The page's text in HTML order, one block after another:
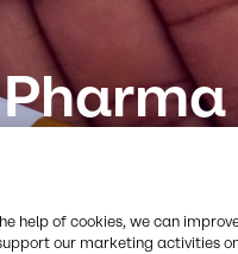
Pharma
industria
help of cookies, we can
our marketing activities